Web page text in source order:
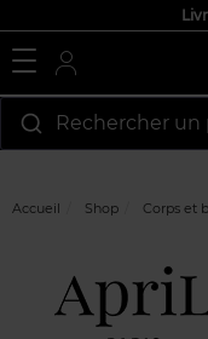
Rechercher un
Accueil Shop Corps et